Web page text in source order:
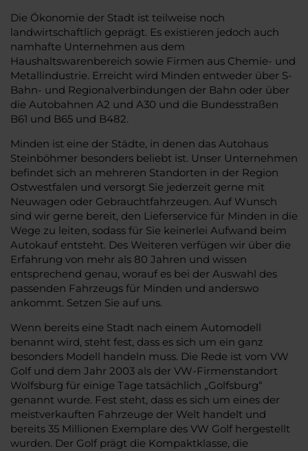
Die Ökonomie der Stadt ist teilweise noch
landwirtschaftlich geprägt. Es existieren jedoch auch
namhafte Unternehmen aus dem
Haushaltswarenbereich sowie Firmen aus Chemie- und
Metallindustrie. Erreicht wird Minden entweder über S-
Bahn- und Regionalverbindungen der Bahn oder über
die Autobahnen A2 und A30 und die Bundesstraßen
B61 und B65 und B482.
Minden ist eine der Städte, in denen das Autohaus
Steinböhmer besonders beliebt ist. Unser Unternehmen
befindet sich an mehreren Standorten in der Region
Ostwestfalen und versorgt Sie jederzeit gerne mit
Neuwagen oder Gebrauchtfahrzeugen. Auf Wunsch
sind wir gerne bereit, den Lieferservice für Minden in die
Wege zu leiten, sodass für Sie keinerlei Aufwand beim
Autokauf entsteht. Des Weiteren verfügen wir über die
Erfahrung von mehr als 80 Jahren und wissen
entsprechend genau, worauf es bei der Auswahl des
passenden Fahrzeugs für Minden und anderswo
ankommt. Setzen Sie auf uns.
Wenn bereits eine Stadt nach einem Automodell
benannt wird, steht fest, dass es sich um ein ganz
besonders Modell handeln muss. Die Rede ist vom VW
Golf und dem Jahr 2003 als der VW-Firmenstandort
Wolfsburg für einige Tage tatsächlich „Golfsburg“
genannt wurde. Fest steht, dass es sich um eines der
meistverkauften Fahrzeuge der Welt handelt und
bereits 35 Millionen Exemplare des VW Golf hergestellt
wurden. Der Golf prägt die Kompaktklasse, die